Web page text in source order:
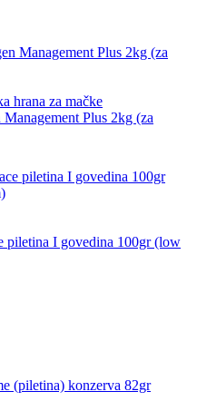
hrana za mačke
Plus 2kg (za
piletina I govedina 100gr (low